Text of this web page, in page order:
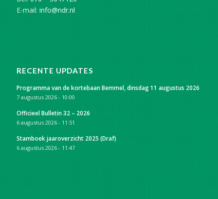
E-mail: info@ndr.nl
RECENTE UPDATES
Programma van de kortebaan Bemmel, dinsdag 11 augustus 2026
7 augustus 2026 - 10:00
Officieel Bulletin 32 – 2026
6 augustus 2026 - 11:51
Stamboek jaaroverzicht 2025 (Draf)
6 augustus 2026 - 11:47